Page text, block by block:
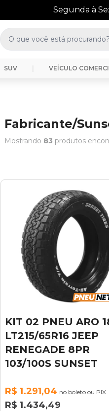
SUV VEÍCULO
Fabricante/
Mostrando 83 produtos
KIT 02 PNEU ARO
LT215/65R16 JEEP
RENEGADE 8PR
103/100S SUNSET
R$ 1.291,04 no boleto ou PIX
R$ 1.434,49